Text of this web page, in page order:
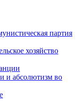
партия
хозяйство
и абсолютизм во